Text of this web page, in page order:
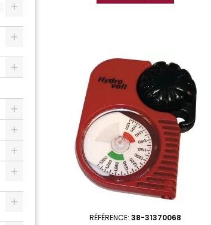
RÉFÉRENCE:38-31370068